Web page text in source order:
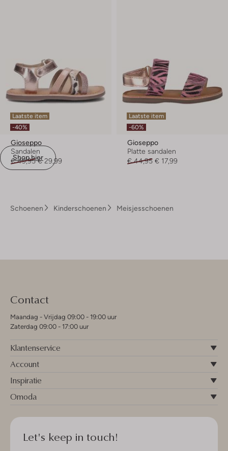
Shop hier
Laatste item
-40%
Gioseppo
Sandalen
€ 49,95 € 29,99
Laatste item
-60%
Gioseppo
Platte sandalen
€ 44,95 € 17,99
Schoenen Kinderschoenen Meisjesschoenen
Contact
Maandag - Vrijdag 09:00 - 19:00 uur
Zaterdag 09:00 - 17:00 uur
Klantenservice
Account
Inspiratie
Omoda
Let's keep in touch!